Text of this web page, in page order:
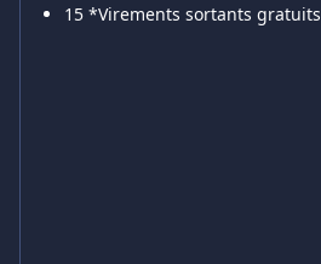
15 *Virements sortants gratuits